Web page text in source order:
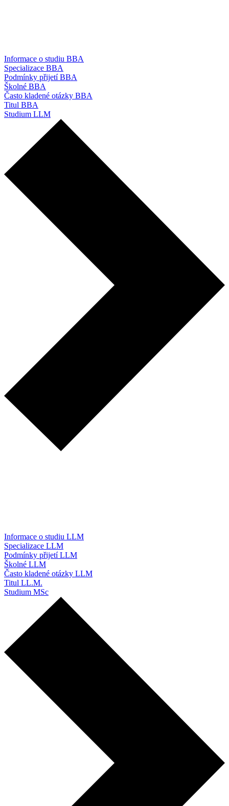
Informace o studiu BBA
Specializace BBA
Podmínky přijetí BBA
Školné BBA
Často kladené otázky BBA
Titul BBA
Studium LLM
Informace o studiu LLM
Specializace LLM
Podmínky přijetí LLM
Školné LLM
Často kladené otázky LLM
Titul LL.M.
Studium MSc